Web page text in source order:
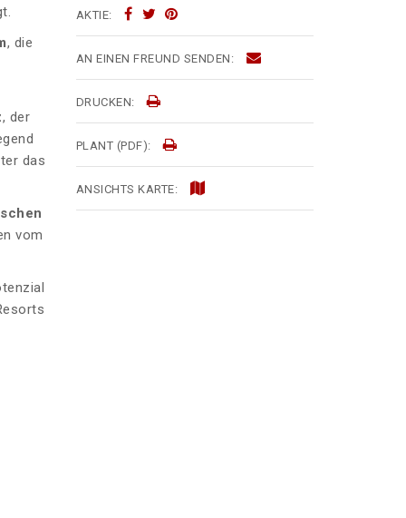
, die
, der
das
vom
AKTIE:
AN EINEN FREUND SENDEN:
DRUCKEN:
PLANT (PDF):
ANSICHTS KARTE: